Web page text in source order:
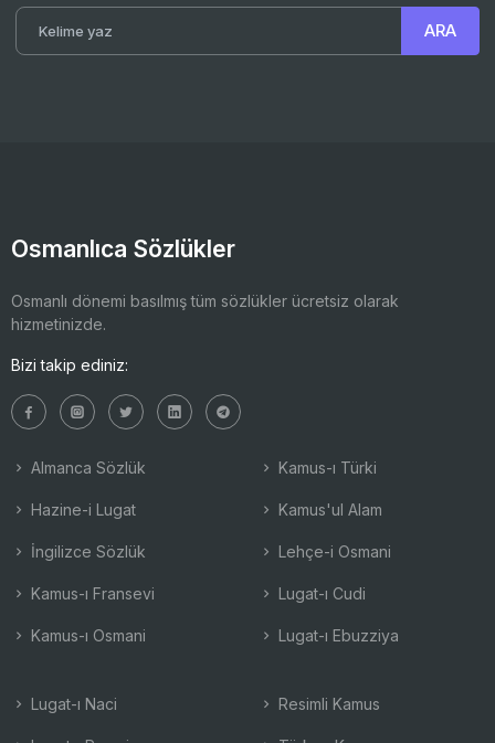
Osmanlıca Sözlükler
Osmanlı dönemi basılmış tüm sözlükler ücretsiz olarak
hizmetinizde.
Bizi takip ediniz:
Almanca Sözlük
Hazine-i Lugat
İngilizce Sözlük
Kamus-ı Fransevi
Kamus-ı Osmani
Kamus-ı Türki
Kamus'ul Alam
Lehçe-i Osmani
Lugat-ı Cudi
Lugat-ı Ebuzziya
Lugat-ı Naci Resimli Kamus